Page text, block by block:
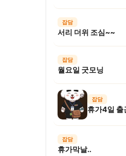
잡담
서리 더위 조심~~
잡담
월요일 굿모닝
잡담
휴가4일 출
잡담
휴가막날..